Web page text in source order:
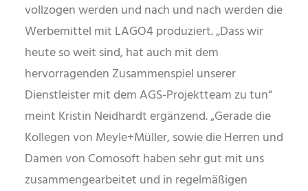
vollzogen werden und nach und nach werden die
Werbemittel mit LAGO4 produziert. „Dass wir
heute so weit sind, hat auch mit dem
hervorragenden Zusammenspiel unserer
Dienstleister mit dem AGS-Projektteam zu tun“
meint Kristin Neidhardt ergänzend. „Gerade die
Kollegen von Meyle+Müller, sowie die Herren und
Damen von Comosoft haben sehr gut mit uns
zusammengearbeitet und in regelmäßigen